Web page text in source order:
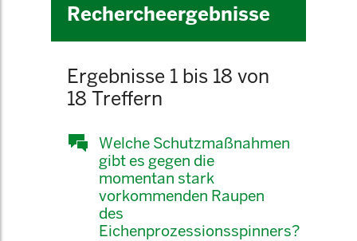
Rechercheergebnisse
Ergebnisse 1 bis 18 von
18 Treffern
Welche Schutzmaßnahmen
gibt es gegen die
momentan stark
vorkommenden Raupen
des
Eichenprozessionsspinners?